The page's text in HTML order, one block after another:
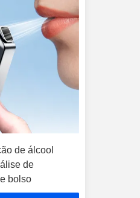
de álcool
de
bolso